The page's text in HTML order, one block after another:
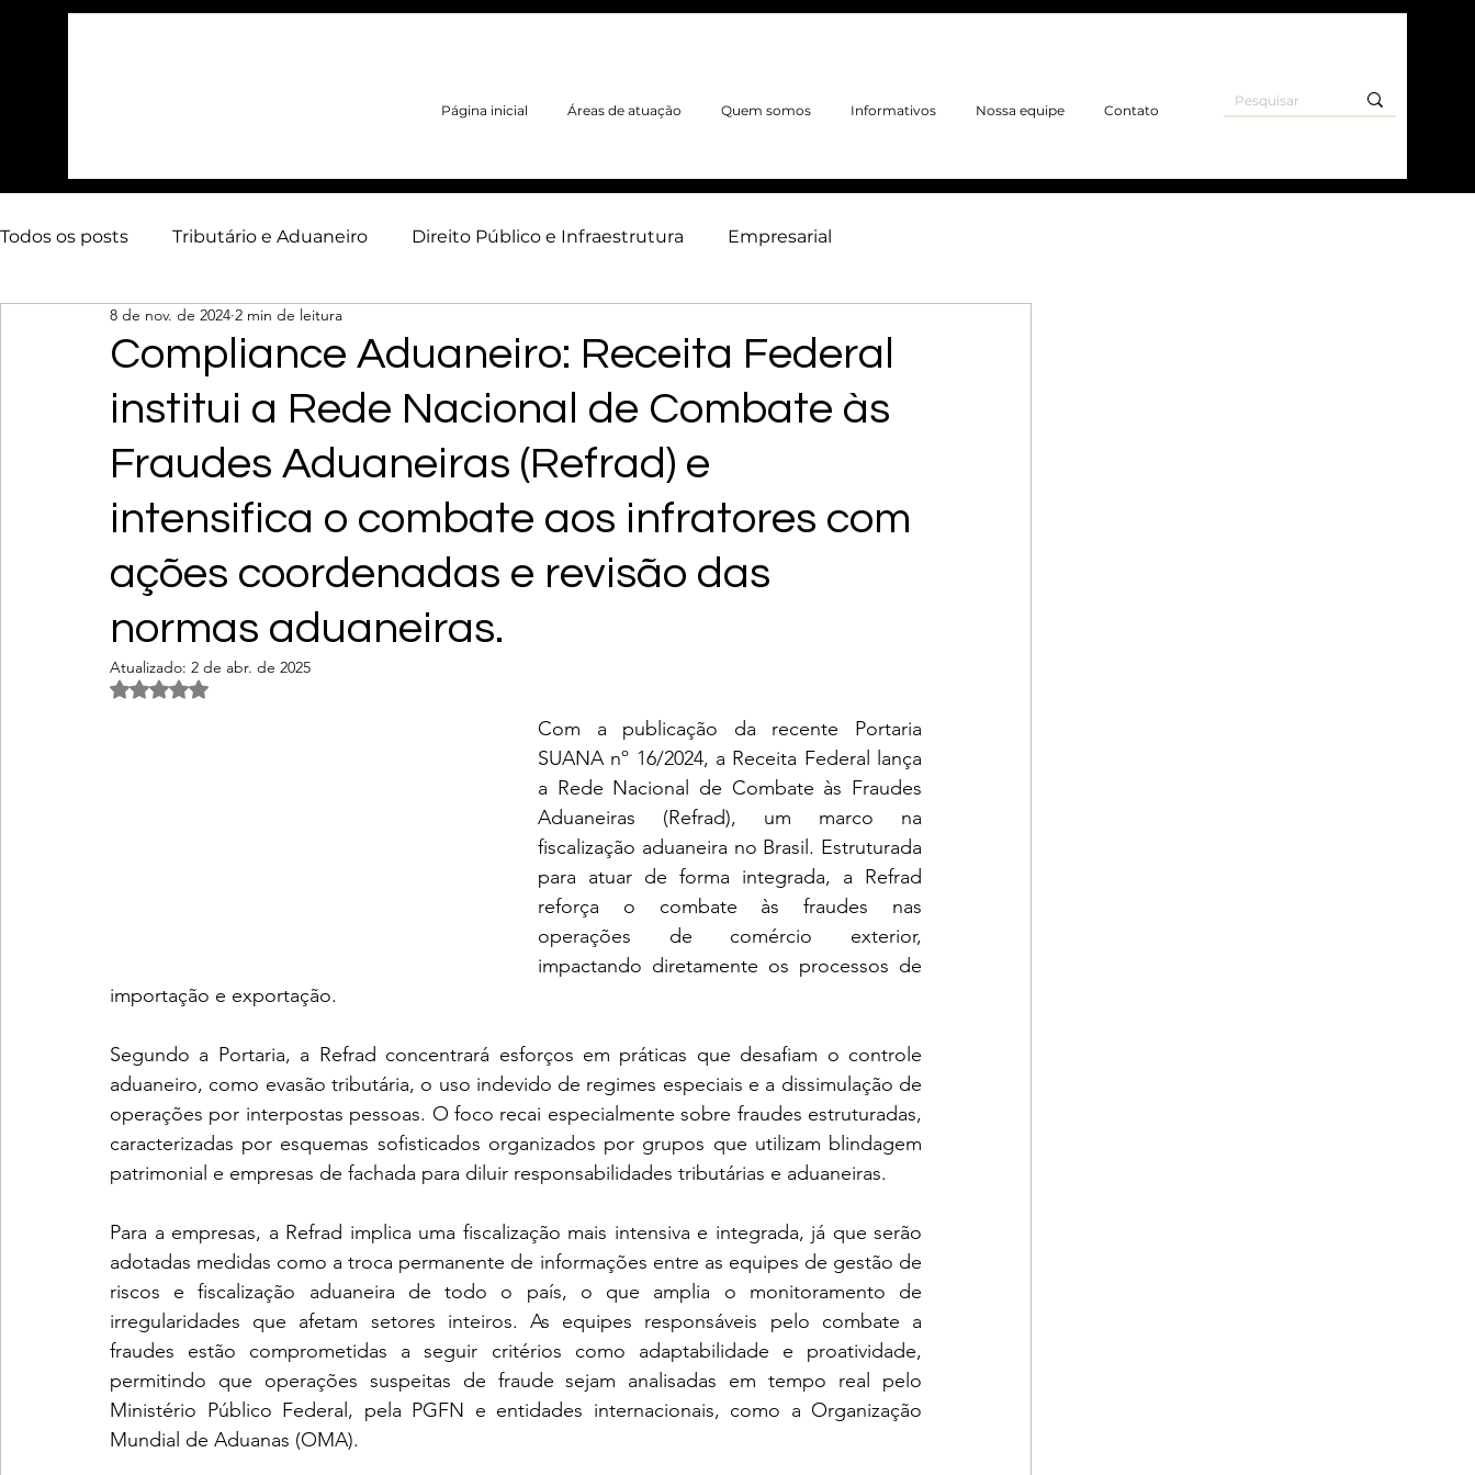
Página inicial Áreas de atuação Quem somos Informativos Nossa equipe Contato
Todos os posts Tributário e Aduaneiro Direito Público e Infraestrutura Empresarial
Contencioso Estratégico Arbitragem
Artigos Infraestrutura
Compliance Aduaneiro: Receita Federal
institui a Rede Nacional de Combate às
Fraudes Aduaneiras (Refrad) e
intensifica o combate aos infratores com
ações coordenadas e revisão das
normas aduaneiras.
8 de nov. de 2024 2 min de leitura
Atualizado: 2 de abr. de 2025
Avaliado com NaN de 5 estrelas.
Com a publicação da recente Portaria
SUANA nº 16/2024, a Receita Federal lança
a Rede Nacional de Combate às Fraudes
Aduaneiras (Refrad), um marco na
fiscalização aduaneira no Brasil. Estruturada
para atuar de forma integrada, a Refrad
reforça o combate às fraudes nas
operações de comércio exterior,
impactando diretamente os processos de
importação e exportação.
Segundo a Portaria, a Refrad concentrará esforços em práticas que desafiam o controle
aduaneiro, como evasão tributária, o uso indevido de regimes especiais e a dissimulação de
operações por interpostas pessoas. O foco recai especialmente sobre fraudes estruturadas,
caracterizadas por esquemas sofisticados organizados por grupos que utilizam blindagem
patrimonial e empresas de fachada para diluir responsabilidades tributárias e aduaneiras.
Para a empresas, a Refrad implica uma fiscalização mais intensiva e integrada, já que serão
adotadas medidas como a troca permanente de informações entre as equipes de gestão de
riscos e fiscalização aduaneira de todo o país, o que amplia o monitoramento de
irregularidades que afetam setores inteiros. As equipes responsáveis pelo combate a
fraudes estão comprometidas a seguir critérios como adaptabilidade e proatividade,
permitindo que operações suspeitas de fraude sejam analisadas em tempo real pelo
Ministério Público Federal, pela PGFN e entidades internacionais, como a Organização
Mundial de Aduanas (OMA).